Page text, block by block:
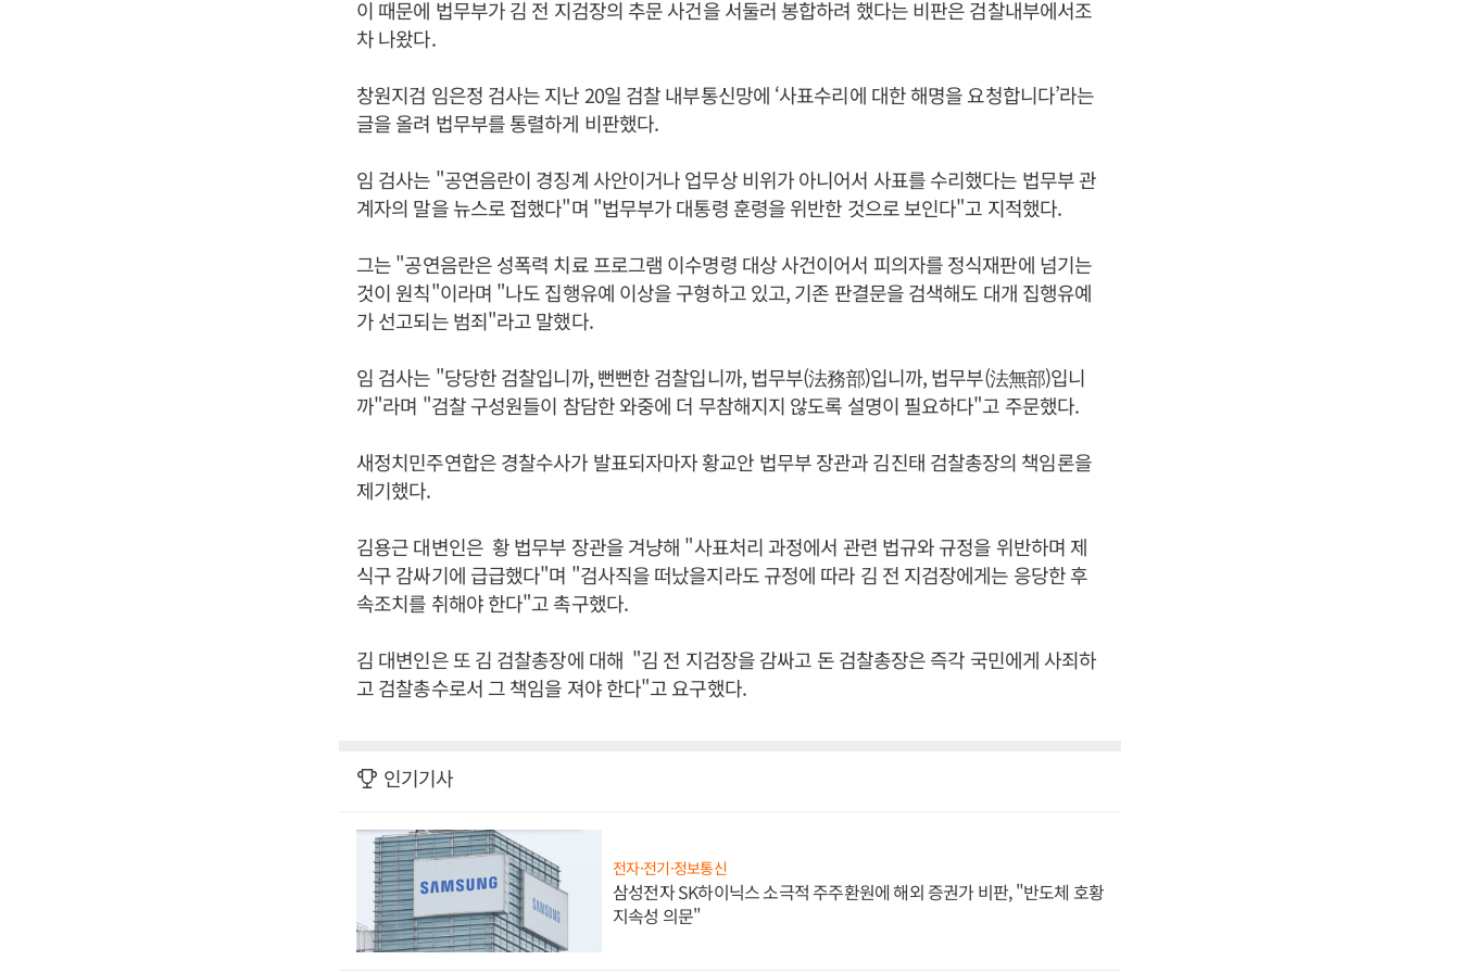
이 때문에 법무부가 김 전 지검장의 추문 사건을 서둘러 봉합하려 했다는 비판은 검찰내부에서조
차 나왔다.
창원지검 임은정 검사는 지난 20일 검찰 내부통신망에 ‘사표수리에 대한 해명을 요청합니다’라는
글을 올려 법무부를 통렬하게 비판했다.
임 검사는 "공연음란이 경징계 사안이거나 업무상 비위가 아니어서 사표를 수리했다는 법무부 관
계자의 말을 뉴스로 접했다"며 "법무부가 대통령 훈령을 위반한 것으로 보인다"고 지적했다.
그는 "공연음란은 성폭력 치료 프로그램 이수명령 대상 사건이어서 피의자를 정식재판에 넘기는
것이 원칙"이라며 "나도 집행유예 이상을 구형하고 있고, 기존 판결문을 검색해도 대개 집행유예
가 선고되는 범죄"라고 말했다.
임 검사는 "당당한 검찰입니까, 뻔뻔한 검찰입니까, 법무부(法務部)입니까, 법무부(法無部)입니
까"라며 "검찰 구성원들이 참담한 와중에 더 무참해지지 않도록 설명이 필요하다"고 주문했다.
새정치민주연합은 경찰수사가 발표되자마자 황교안 법무부 장관과 김진태 검찰총장의 책임론을
제기했다.
김용근 대변인은 황 법무부 장관을 겨냥해 "사표처리 과정에서 관련 법규와 규정을 위반하며 제
식구 감싸기에 급급했다"며 "검사직을 떠났을지라도 규정에 따라 김 전 지검장에게는 응당한 후
속조치를 취해야 한다"고 촉구했다.
김 대변인은 또 김 검찰총장에 대해 "김 전 지검장을 감싸고 돈 검찰총장은 즉각 국민에게 사죄하
고 검찰총수로서 그 책임을 져야 한다"고 요구했다.
인기기사
전자·전기·정보통신
삼성전자 SK하이닉스 소극적 주주환원에 해외 증권가 비판, "반도체 호황
지속성 의문"